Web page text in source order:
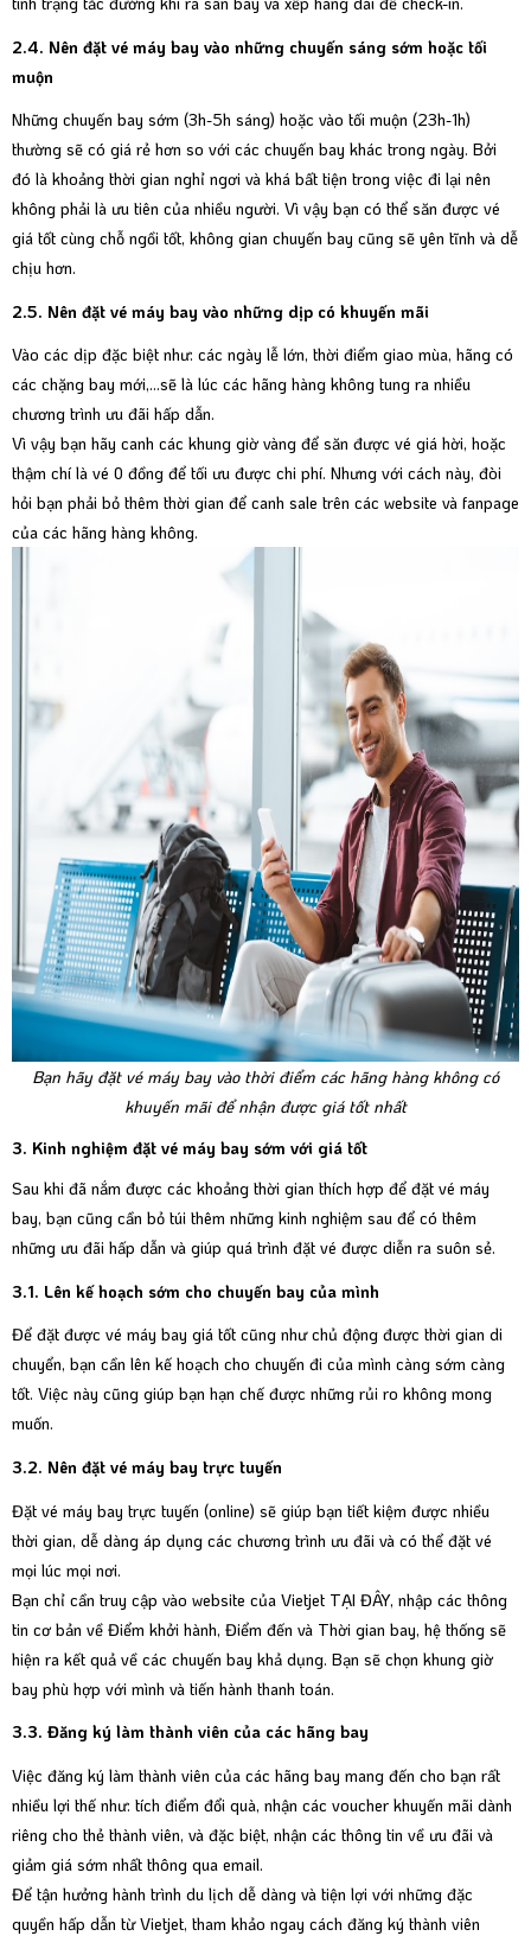
2.4. Nên đặt vé máy bay vào những chuyến sáng sớm hoặc tối
muộn
Những chuyến bay sớm (3h-5h sáng) hoặc vào tối muộn (23h-1h)
thường sẽ có giá rẻ hơn so với các chuyến bay khác trong ngày. Bởi
đó là khoảng thời gian nghỉ ngơi và khá bất tiện trong việc đi lại nên
không phải là ưu tiên của nhiều người. Vì vậy bạn có thể săn được vé
giá tốt cùng chỗ ngồi tốt, không gian chuyến bay cũng sẽ yên tĩnh và dễ
chịu hơn.
2.5. Nên đặt vé máy bay vào những dịp có khuyến mãi
Vào các dịp đặc biệt như: các ngày lễ lớn, thời điểm giao mùa, hãng có
các chặng bay mới,...sẽ là lúc các hãng hàng không tung ra nhiều
chương trình ưu đãi hấp dẫn.
Vì vậy bạn hãy canh các khung giờ vàng để săn được vé giá hời, hoặc
thậm chí là vé 0 đồng để tối ưu được chi phí. Nhưng với cách này, đòi
hỏi bạn phải bỏ thêm thời gian để canh sale trên các website và fanpage
của các hãng hàng không.
Bạn hãy đặt vé máy bay vào thời điểm các hãng hàng không có
khuyến mãi để nhận được giá tốt nhất
3. Kinh nghiệm đặt vé máy bay sớm với giá tốt
Sau khi đã nắm được các khoảng thời gian thích hợp để đặt vé máy
bay, bạn cũng cần bỏ túi thêm những kinh nghiệm sau để có thêm
những ưu đãi hấp dẫn và giúp quá trình đặt vé được diễn ra suôn sẻ.
3.1. Lên kế hoạch sớm cho chuyến bay của mình
Để đặt được vé máy bay giá tốt cũng như chủ động được thời gian di
chuyển, bạn cần lên kế hoạch cho chuyến đi của mình càng sớm càng
tốt. Việc này cũng giúp bạn hạn chế được những rủi ro không mong
muốn.
3.2. Nên đặt vé máy bay trực tuyến
Đặt vé máy bay trực tuyến (online) sẽ giúp bạn tiết kiệm được nhiều
thời gian, dễ dàng áp dụng các chương trình ưu đãi và có thể đặt vé
mọi lúc mọi nơi.
Bạn chỉ cần truy cập vào website của Vietjet TẠI ĐÂY, nhập các thông
tin cơ bản về Điểm khởi hành, Điểm đến và Thời gian bay, hệ thống sẽ
hiện ra kết quả về các chuyến bay khả dụng. Bạn sẽ chọn khung giờ
bay phù hợp với mình và tiến hành thanh toán.
3.3. Đăng ký làm thành viên của các hãng bay
Việc đăng ký làm thành viên của các hãng bay mang đến cho bạn rất
nhiều lợi thế như: tích điểm đổi quà, nhận các voucher khuyến mãi dành
riêng cho thẻ thành viên, và đặc biệt, nhận các thông tin về ưu đãi và
giảm giá sớm nhất thông qua email.
Để tận hưởng hành trình du lịch dễ dàng và tiện lợi với những đặc
quyền hấp dẫn từ Vietjet, tham khảo ngay cách đăng ký thành viên